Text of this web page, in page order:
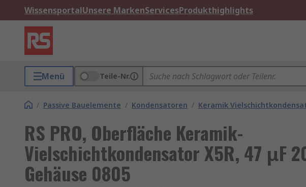
WissensportalUnsere MarkenServicesProdukthighlights
Menü Teile-Nr.
/ Passive Bauelemente / Kondensatoren / Keramik
RS PRO, Oberfläche Keramik-
Vielschichtkondensator X5R, 47 μF
Gehäuse 0805